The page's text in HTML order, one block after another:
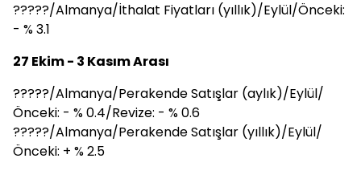
?????/Almanya/İthalat Fiyatları (yıllık)/Eylül/Önceki:
- % 3.1
27 Ekim - 3 Kasım Arası
?????/Almanya/Perakende Satışlar (aylık)/Eylül/
Önceki: - % 0.4/Revize: - % 0.6
?????/Almanya/Perakende Satışlar (yıllık)/Eylül/
Önceki: + % 2.5